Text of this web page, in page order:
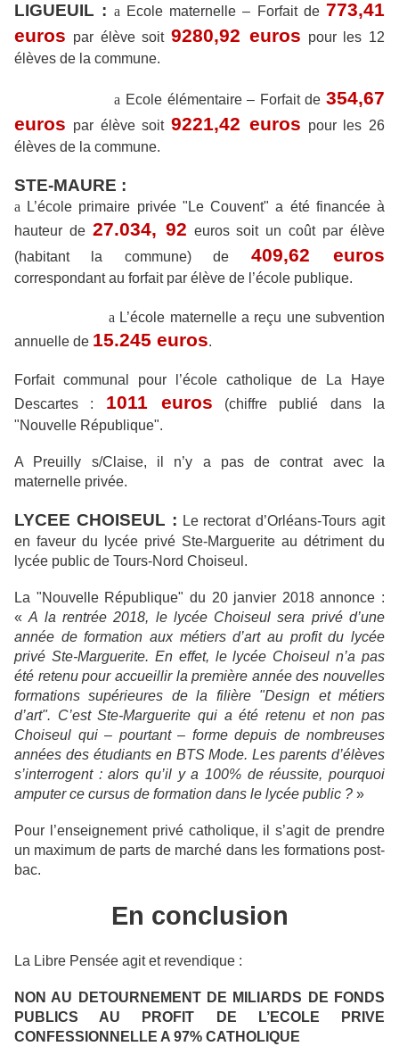
LIGUEUIL : a Ecole maternelle – Forfait de 773,41
euros par élève soit 9280,92 euros pour les 12
élèves de la commune.
a Ecole élémentaire – Forfait de354,67
euros par élève soit 9221,42 euros pour les 26
élèves de la commune.
STE-MAURE :
a L’école primaire privée "Le Couvent" a été financée à
hauteur de 27.034, 92 euros soit un coût par élève
(habitant la commune) de 409,62 euros
correspondant au forfait par élève de l’école publique.
a L’école maternelle a reçu une subvention
annuelle de 15.245 euros.
Forfait communal pour l’école catholique de La Haye
Descartes : 1011 euros (chiffre publié dans la
"Nouvelle République".
A Preuilly s/Claise, il n’y a pas de contrat avec la
maternelle privée.
LYCEE CHOISEUL : Le rectorat d’Orléans-Tours agit
en faveur du lycée privé Ste-Marguerite au détriment du
lycée public de Tours-Nord Choiseul.
La "Nouvelle République" du 20 janvier 2018 annonce :
«A la rentrée 2018, le lycée Choiseul sera privé d’une
année de formation aux métiers d’art au profit du lycée
privé Ste-Marguerite. En effet, le lycée Choiseul n’a pas
été retenu pour accueillir la première année des nouvelles
formations supérieures de la filière "Design et métiers
d’art". C’est Ste-Marguerite qui a été retenu et non pas
Choiseul qui – pourtant – forme depuis de nombreuses
années des étudiants en BTS Mode. Les parents d’élèves
s’interrogent : alors qu’il y a 100% de réussite, pourquoi
amputer ce cursus de formation dans le lycée public ? »
Pour l’enseignement privé catholique, il s’agit de prendre
un maximum de parts de marché dans les formations post-
bac.
En conclusion
La Libre Pensée agit et revendique :
NON AU DETOURNEMENT DE MILIARDS DE FONDS
PUBLICS AU PROFIT DE L’ECOLE PRIVE
CONFESSIONNELLE A 97% CATHOLIQUE